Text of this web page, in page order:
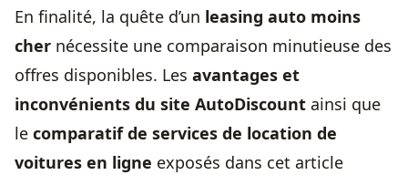
En finalité, la quête d’un leasing auto moins
cher nécessite une comparaison minutieuse des
offres disponibles. Les avantages et
inconvénients du site AutoDiscount ainsi que
le comparatif de services de location de
voitures en ligne exposés dans cet article